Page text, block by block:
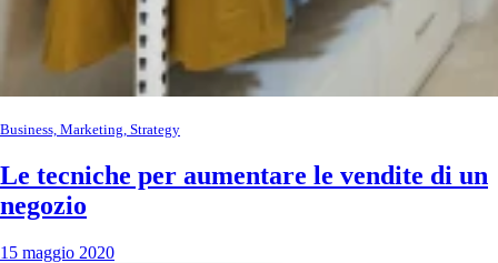
Business, Marketing, Strategy
Le tecniche per aumentare le vendite di un
negozio
15 maggio 2020